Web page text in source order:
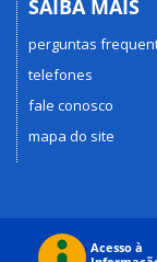
SAIBA MAIS
perguntas
telefones
fale conosco
mapa do site